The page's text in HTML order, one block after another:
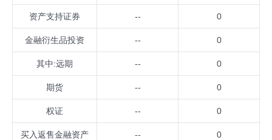
资产支持证券 -- 0
金融衍生品投资 -- 0
其中:远期 -- 0
期货 -- 0
权证 -- 0
买入返售金融资产 -- 0